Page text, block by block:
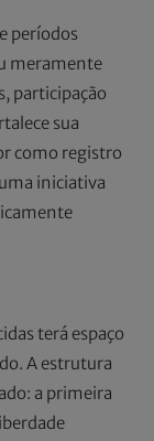
períodos
meramente
participação
sua
como registro
iniciativa
terá espaço
A estrutura
a primeira